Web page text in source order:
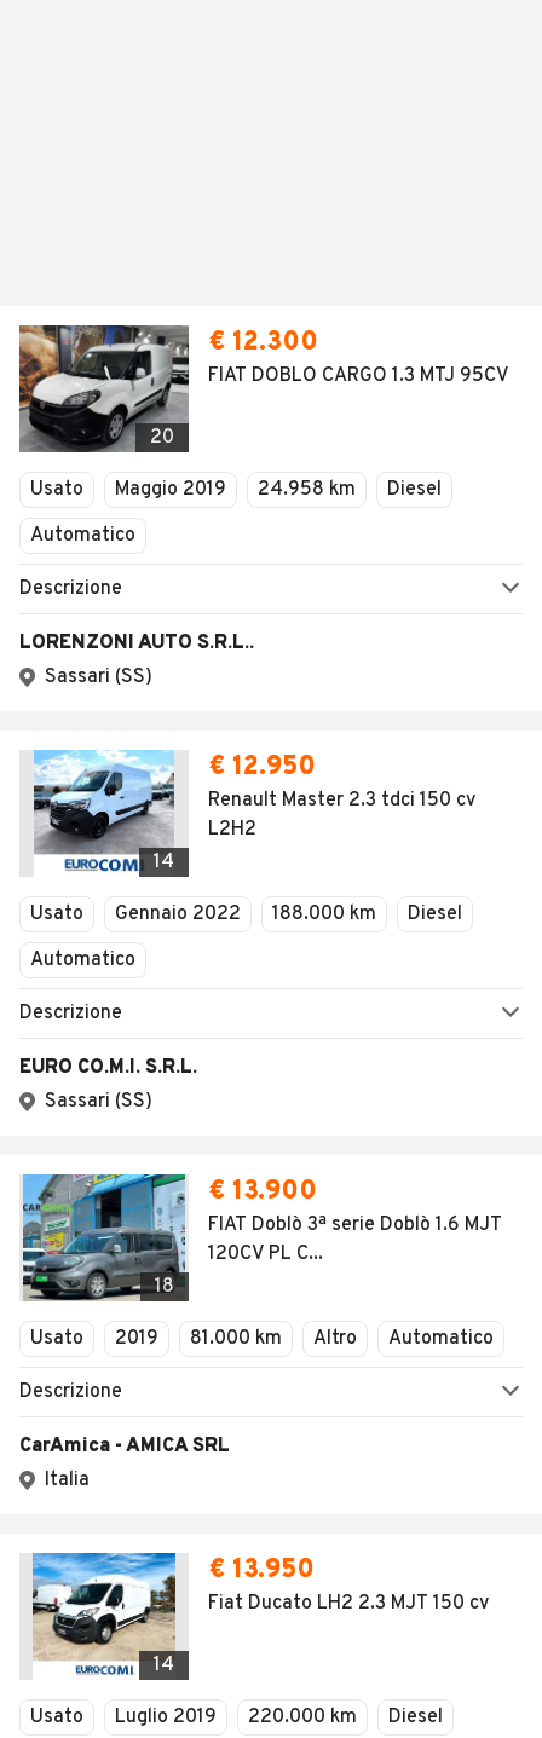
20
€ 12.300
FIAT DOBLO CARGO 1.3 MTJ 95CV
Usato Maggio 2019 24.958 km
Diesel
Automatico
Descrizione
LORENZONI AUTO S.R.L..
Sassari (SS)
14
€ 12.950
Renault Master 2.3 tdci 150 cv
L2H2
Usato Gennaio 2022 188.000 km
Diesel
Automatico
Descrizione
EURO CO.M.I. S.R.L.
Sassari (SS)
18
€ 13.900
FIAT Doblò 3ª serie Doblò 1.6 MJT
120CV PL C...
Usato 2019 81.000 km Altro Automatico
Descrizione
CarAmica - AMICA SRL
Italia
14
€ 13.950
Fiat Ducato LH2 2.3 MJT 150 cv
Usato Luglio 2019 220.000 km
Diesel